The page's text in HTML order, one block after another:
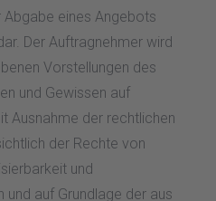
eines Angebots
Der Auftragnehmer wird
Vorstellungen des
und Gewissen auf
Ausnahme der rechtlichen
der Rechte von
und
und auf Grundlage der aus